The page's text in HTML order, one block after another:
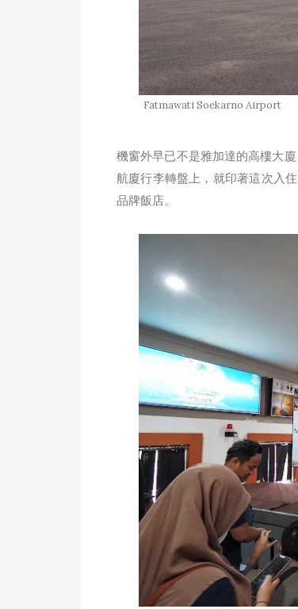
Fatmawati Soekarno Airport
機窗外早已不是雅加達的高樓大
航廈行李轉盤上，就印著這次入
品牌飯店。